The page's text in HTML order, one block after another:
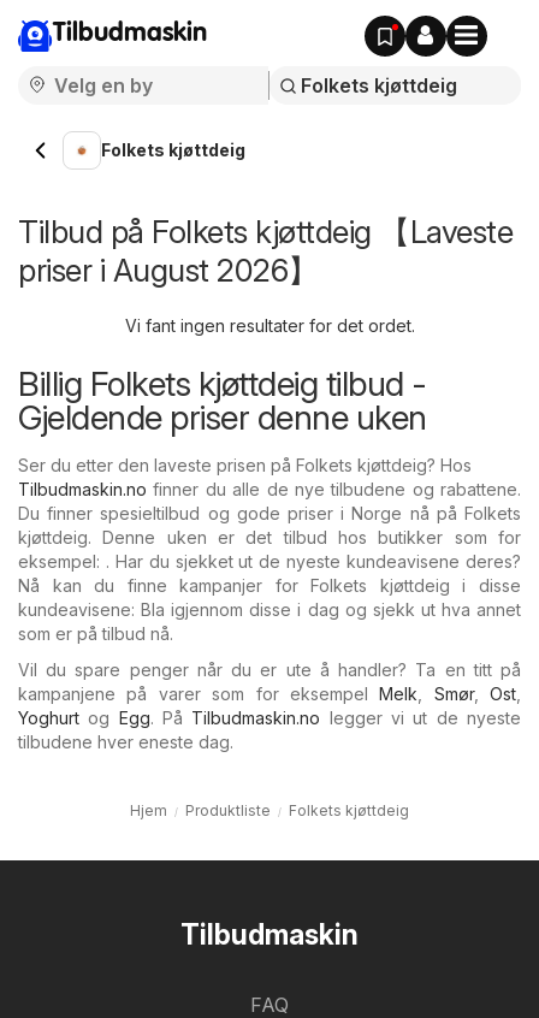
Tilbudmaskin
Folkets kjøttdeig
Tilbud på Folkets kjøttdeig 【Laveste
priser i August 2026】
Vi fant ingen resultater for det ordet.
Billig Folkets kjøttdeig tilbud -
Gjeldende priser denne uken
Ser du etter den laveste prisen på Folkets kjøttdeig? Hos
Tilbudmaskin.no finner du alle de nye tilbudene og rabattene.
Du finner spesieltilbud og gode priser i Norge nå på Folkets
kjøttdeig. Denne uken er det tilbud hos butikker som for
eksempel: . Har du sjekket ut de nyeste kundeavisene deres?
Nå kan du finne kampanjer for Folkets kjøttdeig i disse
kundeavisene: Bla igjennom disse i dag og sjekk ut hva annet
som er på tilbud nå.
Vil du spare penger når du er ute å handler? Ta en titt på
kampanjene på varer som for eksempelMelk Smør, Ost
Yoghurt og Egg. På Tilbudmaskin.no legger vi ut de nyeste
tilbudene hver eneste dag.
Hjem Produktliste Folkets kjøttdeig
Tilbudmaskin
FAQ